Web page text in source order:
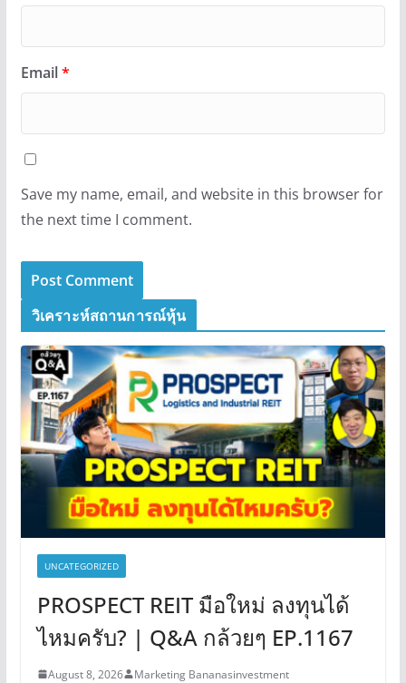
Email*
Save my name, email, and website in this browser for
the next time I comment.
วิเคราะห์สถานการณ์หุ้น
UNCATEGORIZED
PROSPECT REIT มือใหม่ ลงทุนได้
ไหมครับ? | Q&A กล้วยๆ EP.1167
August 8, 2026 Marketing Bananasinvestment